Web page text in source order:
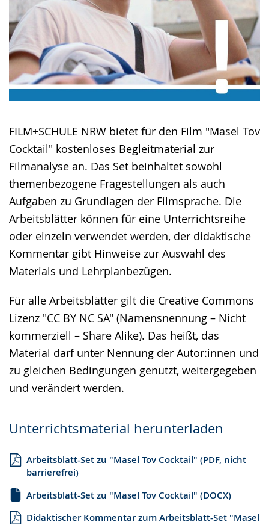
FILM+SCHULE NRW bietet für den Film "Masel Tov
Cocktail" kostenloses Begleitmaterial zur
Filmanalyse an. Das Set beinhaltet sowohl
themenbezogene Fragestellungen als auch
Aufgaben zu Grundlagen der Filmsprache. Die
Arbeitsblätter können für eine Unterrichtsreihe
oder einzeln verwendet werden, der didaktische
Kommentar gibt Hinweise zur Auswahl des
Materials und Lehrplanbezügen.
Für alle Arbeitsblätter gilt die Creative Commons
Lizenz "CC BY NC SA" (Namensnennung – Nicht
kommerziell – Share Alike). Das heißt, das
Material darf unter Nennung der Autor:innen und
zu gleichen Bedingungen genutzt, weitergegeben
und verändert werden.
Unterrichtsmaterial herunterladen
Arbeitsblatt-Set zu "Masel Tov Cocktail" (PDF, nicht
barrierefrei)
Arbeitsblatt-Set zu "Masel Tov Cocktail" (DOCX)
Didaktischer Kommentar zum Arbeitsblatt-Set "Masel